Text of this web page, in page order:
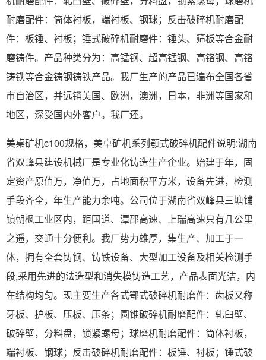
耐磨配件：筒体衬板，端衬板、钢球；反击破碎机耐磨配
件：板锤、衬板；锤式破碎机耐磨件：锤头、筛板等合金耐
磨铸件。产品种类分为：高锰钢、超高锰钢、高铬钢、高铬
铸铁等合金铸钢铸铁产品。我厂生产的产品已遍布全国各省
市自治区，并远销美国、欧洲，澳洲，日本，非洲等国家和
地区，深受国内外客户。我厂还。
美桌矿机c100规格，美卓矿机系列颚式破碎机配件说明:湖南
省双峰县建设机械厂是专业化铸造生产企业。始建于年，固
定资产原值万，净值万，占地面积平方米，设备先进，检测
手段齐全，年生产能力余吨。公司位于湖南省双峰县三塘铺
镇朝枫工业区内，距国道、潭邵高速、上瑞高速只有几公里
之遥，交通十分便利。我厂势力雄厚，集生产、加工于一
体，拥有全套铸钢、铸铁设备、大型加工设备及相关检测手
段,采用先进的法造型和消失模铸造工艺，产品表面光洁，内
在结构均匀。现主要生产各式鄂式破碎机耐磨件：齿板又称
牙板、护板、压板、压条；圆锥破碎机耐磨配件：轧臼壁、
破碎壁，分料盘，锁紧螺母；球磨机耐磨配件：筒体衬板，
端衬板、钢球；反击破碎机耐磨配件：板锤、衬板；锤式破